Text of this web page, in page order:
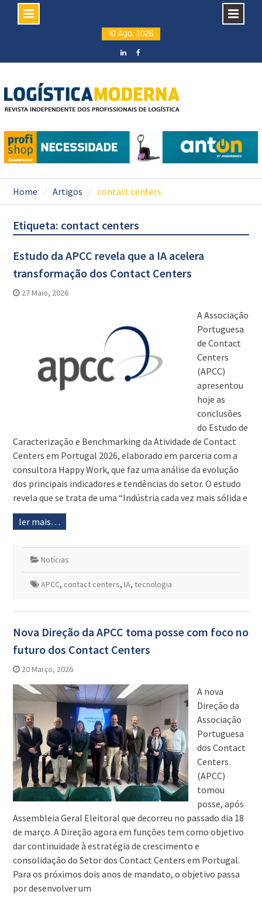
content
10 Ago, 2026
Home Artigos contact centers
Etiqueta: contact centers
Estudo da APCC revela que a IA acelera
transformação dos Contact Centers
27 Maio, 2026
A Associação
Portuguesa
de Contact
Centers
(APCC)
apresentou
hoje as
conclusões
do Estudo de
Caracterização e Benchmarking da Atividade de Contact
Centers em Portugal 2026, elaborado em parceria com a
consultora Happy Work, que faz uma análise da evolução
dos principais indicadores e tendências do setor. O estudo
revela que se trata de uma “Indústria cada vez mais sólida e
ler mais…
Notícias
APCC, contact centers, IA, tecnologia
Nova Direção da APCC toma posse com foco no
futuro dos Contact Centers
20 Março, 2026
A nova
Direção da
Associação
Portuguesa
dos Contact
Centers
(APCC)
tomou
posse, após
Assembleia Geral Eleitoral que decorreu no passado dia 18
de março. A Direção agora em funções tem como objetivo
dar continuidade à estratégia de crescimento e
consolidação do Setor dos Contact Centers em Portugal.
Para os próximos dois anos de mandato, o objetivo passa
por desenvolver um